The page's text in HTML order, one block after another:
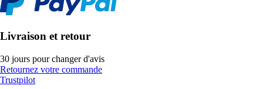
Livraison et retour
30 jours pour changer d'avis
Retournez votre commande
Trustpilot